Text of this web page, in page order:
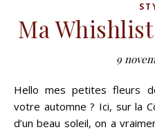
Ma
9
Hello mes petites fleurs dorées ! Comment se passe
votre automne ? Ici, sur la
d’un beau soleil, on a